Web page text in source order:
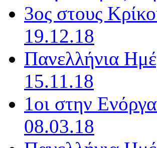
3ος στους
19.12.18
Πανελλήνια
15.11.18
1οι στην
08.03.18